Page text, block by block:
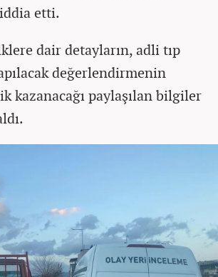
etti.
dair detayların, adli tıp
değerlendirmenin
kazanacağı paylaşılan bilgiler